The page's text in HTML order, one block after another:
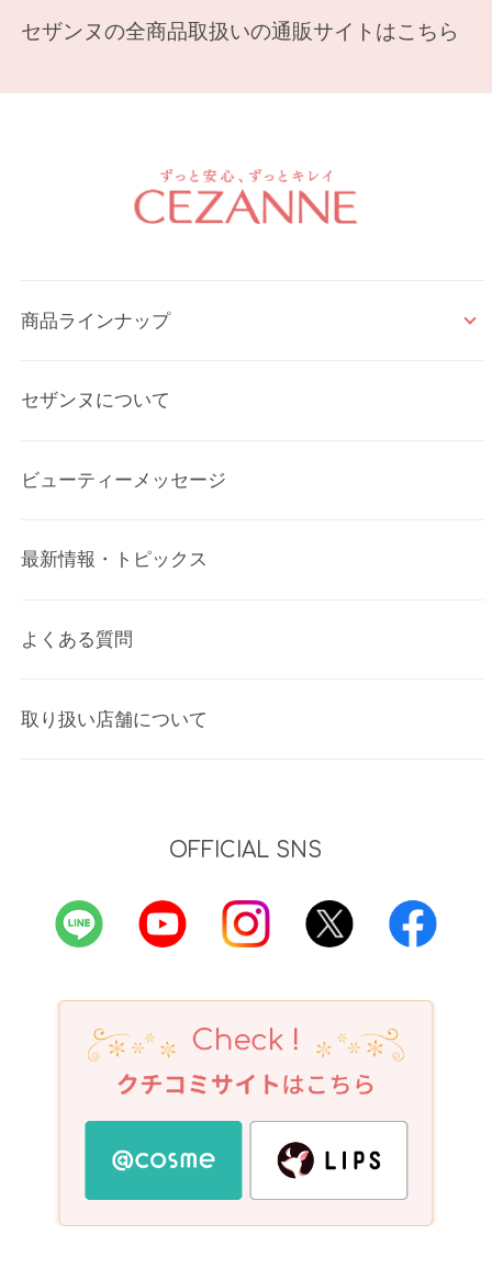
セザンヌの全商品取扱いの通販サイトはこちら
商品ラインナップ
セザンヌについて
ビューティーメッセージ
最新情報・トピックス
よくある質問
取り扱い店舗について
OFFICIAL SNS